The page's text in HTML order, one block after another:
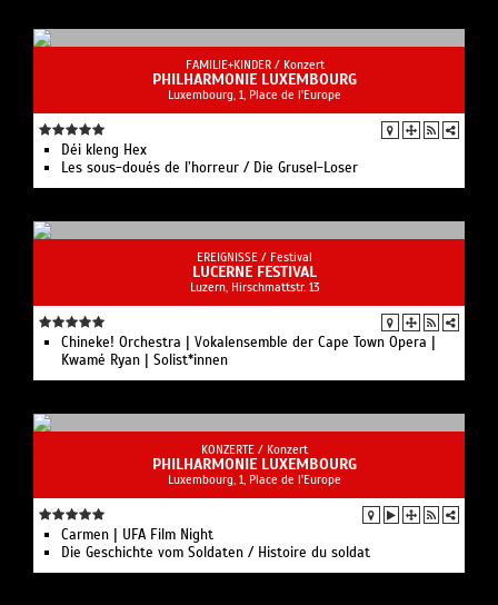
FAMILIE+KINDER / Konzert
PHILHARMONIE LUXEMBOURG
Luxembourg, 1, Place de l'Europe
Déi kleng Hex
Les sous-doués de l’horreur / Die Grusel-Loser
EREIGNISSE / Festival
LUCERNE FESTIVAL
Luzern, Hirschmattstr. 13
Chineke! Orchestra | Vokalensemble der Cape Town Opera |
Kwamé Ryan | Solist*innen
KONZERTE / Konzert
PHILHARMONIE LUXEMBOURG
Luxembourg, 1, Place de l'Europe
Carmen | UFA Film Night
Die Geschichte vom Soldaten / Histoire du soldat